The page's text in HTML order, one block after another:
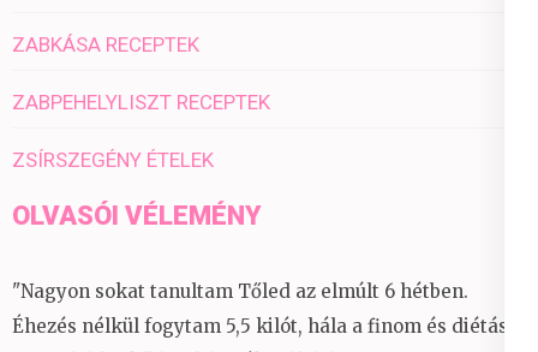
ZABKÁSA RECEPTEK
ZABPEHELYLISZT RECEPTEK
ZSÍRSZEGÉNY ÉTELEK
OLVASÓI VÉLEMÉNY
"Nagyon sokat tanultam Tőled az elmúlt 6 hétben.
Éhezés nélkül fogytam 5,5 kilót, hála a finom és diétás